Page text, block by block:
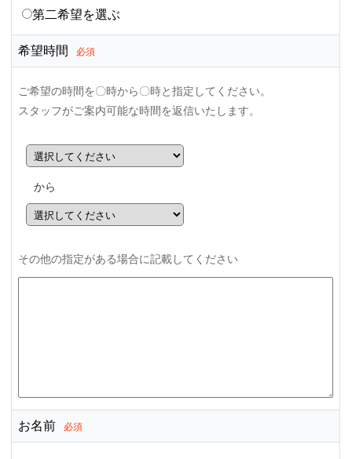
第二希望を選ぶ
希望時間 必須
ご希望の時間を〇時から〇時と指定してください。
スタッフがご案内可能な時間を返信いたします。
から
その他の指定がある場合に記載してください
お名前 必須